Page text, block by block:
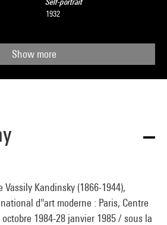
1932
Show more
Vassily Kandinsky (1866-1944),
d''art moderne : Paris, Centre
octobre 1984-28 janvier 1985 / sous la